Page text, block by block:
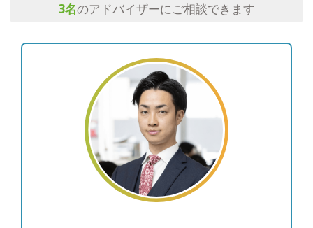
3名のアドバイザーにご相談できます